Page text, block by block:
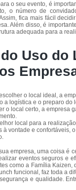
o seu evento, é
o número de
fica mais fácil
Além disso, é
adequada para a
Uso do
o local ideal, a
a logística e o preparo do
o local certo, a empresa
local para a
à vontade e confortáveis,
empresa, uma coisa é
eventos seguros e
como a Família Kaizen,
funcional, faz toda a
e qualidade.